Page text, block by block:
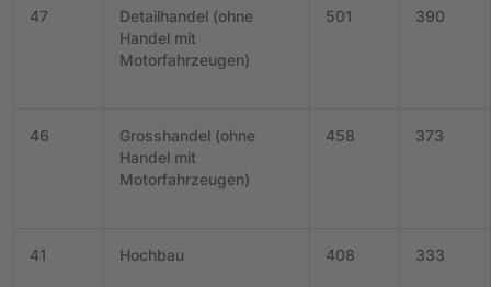
47
Detailhandel (ohne
Handel mit
Motorfahrzeugen)
501 390
46
Grosshandel (ohne
Handel mit
Motorfahrzeugen)
458 373
41 Hochbau 408 333